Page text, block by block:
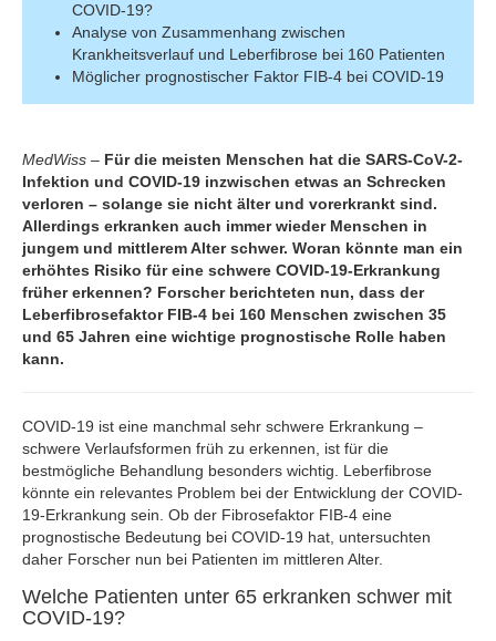
COVID-19?
Analyse von Zusammenhang zwischen
Krankheitsverlauf und Leberfibrose bei 160 Patienten
Möglicher prognostischer Faktor FIB-4 bei COVID-19
MedWiss – Für die meisten Menschen hat die SARS-CoV-2-
Infektion und COVID-19 inzwischen etwas an Schrecken
verloren – solange sie nicht älter und vorerkrankt sind.
Allerdings erkranken auch immer wieder Menschen in
jungem und mittlerem Alter schwer. Woran könnte man ein
erhöhtes Risiko für eine schwere COVID-19-Erkrankung
früher erkennen? Forscher berichteten nun, dass der
Leberfibrosefaktor FIB-4 bei 160 Menschen zwischen 35
und 65 Jahren eine wichtige prognostische Rolle haben
kann.
COVID-19 ist eine manchmal sehr schwere Erkrankung –
schwere Verlaufsformen früh zu erkennen, ist für die
bestmögliche Behandlung besonders wichtig. Leberfibrose
könnte ein relevantes Problem bei der Entwicklung der COVID-
19-Erkrankung sein. Ob der Fibrosefaktor FIB-4 eine
prognostische Bedeutung bei COVID-19 hat, untersuchten
daher Forscher nun bei Patienten im mittleren Alter.
Welche Patienten unter 65 erkranken schwer mit
COVID-19?